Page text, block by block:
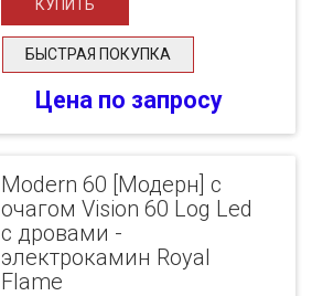
БЫСТРАЯ ПОКУПКА
Цена по запросу
Modern 60 [Модерн] с
очагом Vision 60 Log Led
с дровами -
электрокамин Royal
Flame